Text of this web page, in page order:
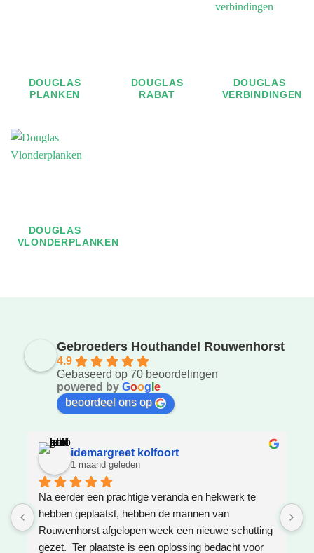
DOUGLAS
PLANKEN
DOUGLAS
RABAT
DOUGLAS
VERBINDINGEN
DOUGLAS
VLONDERPLANKEN
Gebroeders Houthandel Rouwenhorst
4.9
Gebaseerd op 70 beoordelingen
powered by Goog e
beoordeel ons op
idemargreet kolfoort
1 maand geleden
Na eerder een prachtige veranda en hekwerk te
hebben geplaatst, hebben de mannen van
Rouwenhorst afgelopen week een nieuwe schutting
gezet.  Ter plaatste is een oplossing bedacht voor